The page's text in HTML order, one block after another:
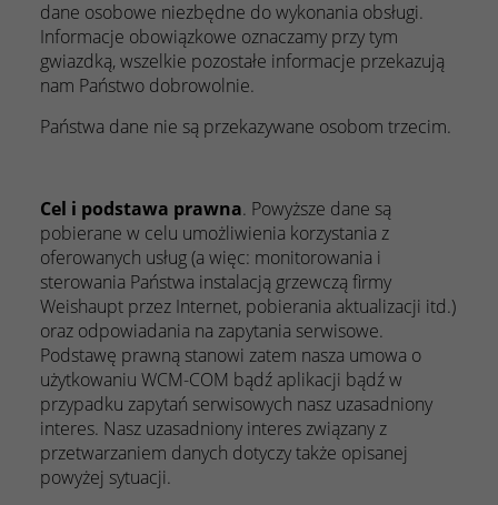
dane osobowe niezbędne do wykonania obsługi.
Informacje obowiązkowe oznaczamy przy tym
gwiazdką, wszelkie pozostałe informacje przekazują
nam Państwo dobrowolnie.
Państwa dane nie są przekazywane osobom trzecim.
Cel i podstawa prawna. Powyższe dane są
pobierane w celu umożliwienia korzystania z
oferowanych usług (a więc: monitorowania i
sterowania Państwa instalacją grzewczą firmy
Weishaupt przez Internet, pobierania aktualizacji itd.)
oraz odpowiadania na zapytania serwisowe.
Podstawę prawną stanowi zatem nasza umowa o
użytkowaniu WCM-COM bądź aplikacji bądź w
przypadku zapytań serwisowych nasz uzasadniony
interes. Nasz uzasadniony interes związany z
przetwarzaniem danych dotyczy także opisanej
powyżej sytuacji.